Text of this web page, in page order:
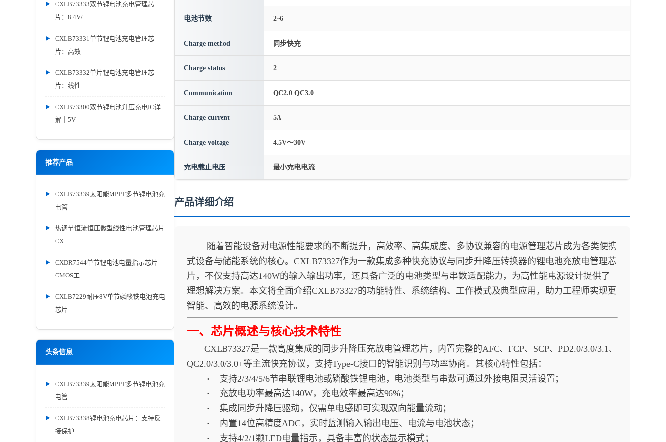
CXLB73333双节锂电池充电管理芯
片：8.4V/
CXLB73331单节锂电池充电管理芯
片：高效
CXLB73332单片锂电池充电管理芯
片：线性
CXLB73300双节锂电池升压充电IC详
解｜5V
推荐产品
CXLB73339太阳能MPPT多节锂电池充
电管
热调节恒流恒压微型线性电池管理芯片
CX
CXDR7544单节锂电池电量指示芯片
CMOS工
CXLB7229耐压8V单节磷酸铁电池充电
芯片
头条信息
CXLB73339太阳能MPPT多节锂电池充
电管
CXLB73338锂电池充电芯片：支持反
接保护
电池节数 2~6
Charge method 同步快充
Charge status 2
Communication QC2.0 QC3.0
Charge current 5A
Charge voltage 4.5V～30V
充电载止电压 最小充电电流
产品详细介绍
随着智能设备对电源性能要求的不断提升，高效率、高集成度、多协议兼容的电源管理芯片成为各类便携
式设备与储能系统的核心。CXLB73327作为一款集成多种快充协议与同步升降压转换器的锂电池充放电管理芯
片，不仅支持高达140W的输入输出功率，还具备广泛的电池类型与串数适配能力，为高性能电源设计提供了
理想解决方案。本文将全面介绍CXLB73327的功能特性、系统结构、工作模式及典型应用，助力工程师实现更
智能、高效的电源系统设计。
一、芯片概述与核心技术特性
CXLB73327是一款高度集成的同步升降压充放电管理芯片，内置完整的AFC、FCP、SCP、PD2.0/3.0/3.1、
QC2.0/3.0/3.0+等主流快充协议，支持Type-C接口的智能识别与功率协商。其核心特性包括：
· 支持2/3/4/5/6节串联锂电池或磷酸铁锂电池，电池类型与串数可通过外接电阻灵活设置；
· 充放电功率最高达140W，充电效率最高达96%；
· 集成同步升降压驱动，仅需单电感即可实现双向能量流动；
· 内置14位高精度ADC，实时监测输入输出电压、电流与电池状态；
· 支持4/2/1颗LED电量指示，具备丰富的状态显示模式；